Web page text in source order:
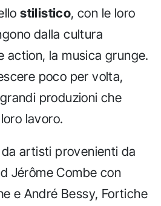
stilistico, con le loro
dalla cultura
action, la musica grunge.
poco per volta,
produzioni che
lavoro.
artisti provenienti da
Jérôme Combe con
e André Bessy, Fortiche